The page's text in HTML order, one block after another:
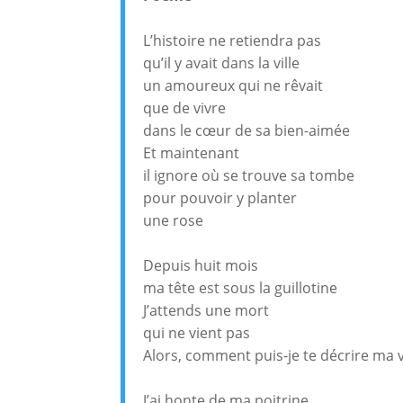
L’histoire ne retiendra pas
qu’il y avait dans la ville
un amoureux qui ne rêvait
que de vivre
dans le cœur de sa bien-aimée
Et maintenant
il ignore où se trouve sa tombe
pour pouvoir y planter
une rose
Depuis huit mois
ma tête est sous la guillotine
J’attends une mort
qui ne vient pas
Alors, comment puis-je te décrire ma